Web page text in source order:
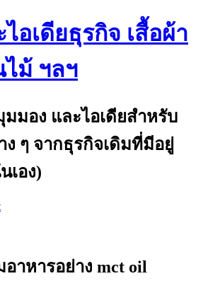
อเดียธุรกิจ เสื้อผ้า
ม้ ฯลฯ
มอง และไอเดียสำหรับ
ง ๆ จากธุรกิจเดิมที่มีอยู่
เอง)
าหารอย่าง mct oil